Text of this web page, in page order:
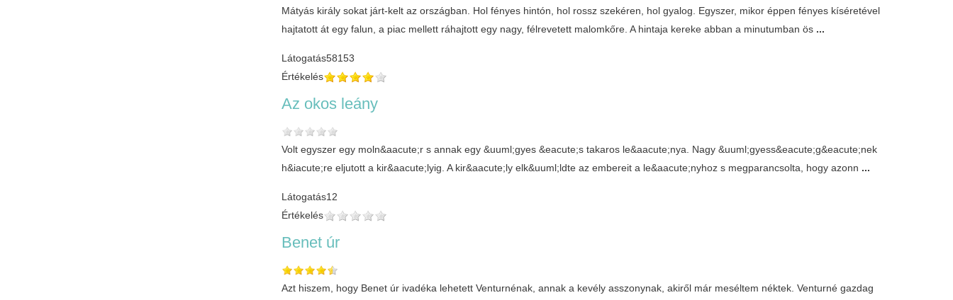
Mátyás király sokat járt-kelt az országban. Hol fényes hintón, hol rossz szekéren, hol gyalog. Egyszer, mikor éppen fényes kíséretével
hajtatott át egy falun, a piac mellett ráhajtott egy nagy, félrevetett malomkőre. A hintaja kereke abban a minutumban ös ...
Látogatás58153
Értékelés
Az okos leány
Volt egyszer egy moln&aacute;r s annak egy &uuml;gyes &eacute;s takaros le&aacute;nya. Nagy &uuml;gyess&eacute;g&eacute;nek
h&iacute;re eljutott a kir&aacute;lyig. A kir&aacute;ly elk&uuml;ldte az embereit a le&aacute;nyhoz s megparancsolta, hogy azonn ...
Látogatás12
Értékelés
Benet úr
Azt hiszem, hogy Benet úr ivadéka lehetett Venturnénak, annak a kevély asszonynak, akiről már meséltem néktek. Venturné gazdag